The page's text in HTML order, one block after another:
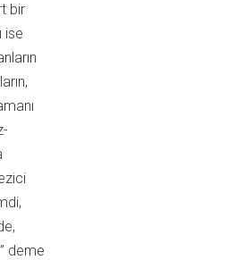
bir
ise
deme